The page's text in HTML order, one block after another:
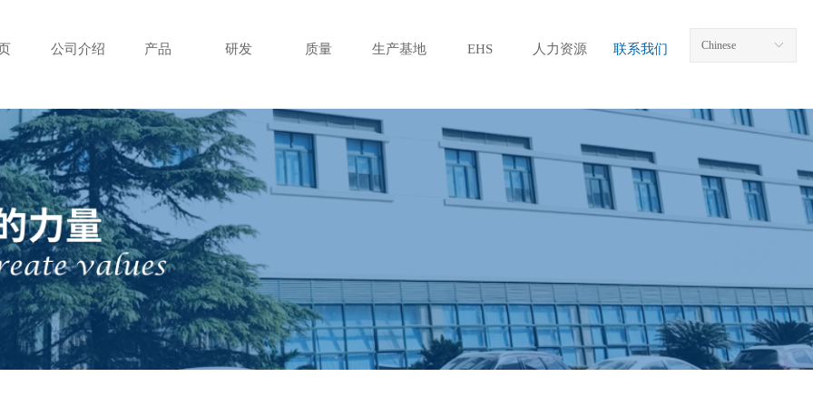
公司介绍 产品 研发 质量 生产基地 EHS 人力资源 联系我们 ꀅ
Chinese